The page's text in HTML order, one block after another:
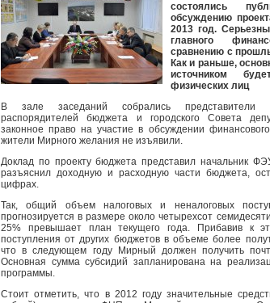
состоялись
обсуждению
2013 год.
главного
сравнению с
Как и раньше,
источником
физических лиц
В зале заседаний собрались представители
распорядителей бюджета и городского Совета
законное право на участие в обсуждении
жители Мирного желания не изъявили.
Доклад по проекту бюджета представил начальник
разъяснил доходную и расходную части бюджета,
цифрах.
Так, общий объем налоговых и неналоговых
прогнозируется в размере около четырехсот
25% превышает план текущего года. Прибавив к
поступления от других бюджетов в объеме более
что в следующем году Мирный должен получить
Основная сумма субсидий запланирована на
программы.
Стоит отметить, что в 2012 году значительные